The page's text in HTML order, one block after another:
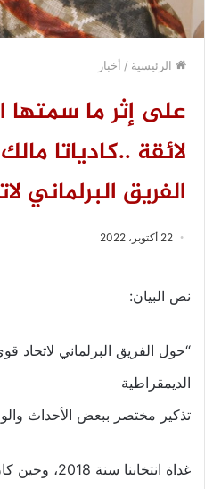
الرئيسية / أخبار
على إثر ما سمتها
لائقة ..كادياتا
الفريق البرلماني
22 أكتوبر، 2022
نص البيان:
“حول الفريق البرلماني لاتحاد
الديمقراطية
تذكير مختصر ببعض الأحداث
غداة